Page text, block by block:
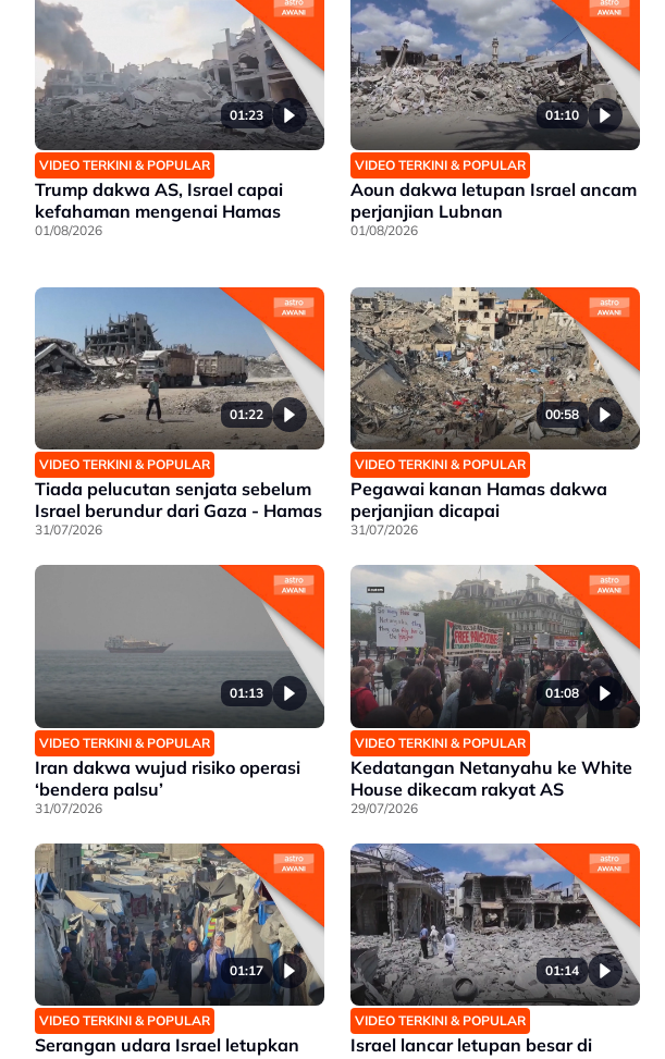
01:23
VIDEO TERKINI & POPULAR
Trump dakwa AS, Israel capai
kefahaman mengenai Hamas
01/08/2026
01:10
VIDEO TERKINI & POPULAR
Aoun dakwa letupan Israel ancam
perjanjian Lubnan
01/08/2026
01:22
VIDEO TERKINI & POPULAR
Tiada pelucutan senjata sebelum
Israel berundur dari Gaza - Hamas
31/07/2026
00:58
VIDEO TERKINI & POPULAR
Pegawai kanan Hamas dakwa
perjanjian dicapai
31/07/2026
01:13
VIDEO TERKINI & POPULAR
Iran dakwa wujud risiko operasi
‘bendera palsu’
31/07/2026
01:08
VIDEO TERKINI & POPULAR
Kedatangan Netanyahu ke White
House dikecam rakyat AS
29/07/2026
01:17
VIDEO TERKINI & POPULAR
Serangan udara Israel letupkan
01:14
VIDEO TERKINI & POPULAR
Israel lancar letupan besar di